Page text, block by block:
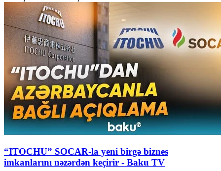
“ITOCHU” SOCAR-la yeni birgə biznes
imkanlarını nəzərdən keçirir - Baku TV